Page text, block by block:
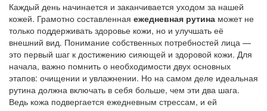
Каждый день начинается и заканчивается уходом за нашей
кожей. Грамотно составленная ежедневная рутина может не
только поддерживать здоровье кожи, но и улучшать её
внешний вид. Понимание собственных потребностей лица —
это первый шаг к достижению сияющей и здоровой кожи. Для
начала, важно помнить о необходимости двух основных
этапов: очищении и увлажнении. Но на самом деле идеальная
рутина должна включать в себя больше, чем эти два шага.
Ведь кожа подвергается ежедневным стрессам, и ей